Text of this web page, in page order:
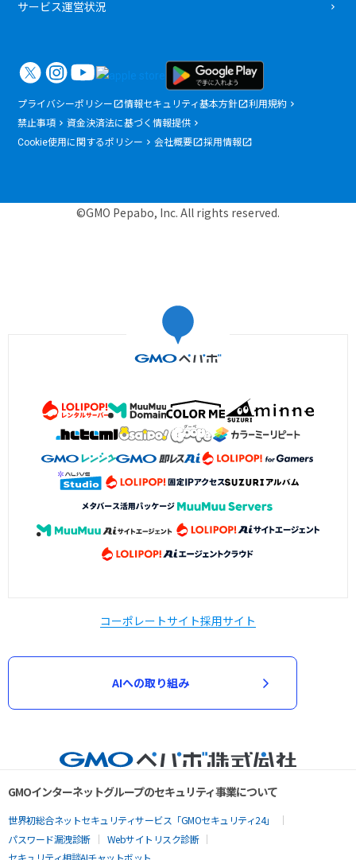
サービス運営状況
プライバシーポリシー 情報セキュリティ基本方針
利用規約
禁止事項
資金決済法に基づく情報提供
Cookie使用に関するポリシー
会社概要 採用情報
©GMO Pepabo, Inc. All rights reserved.
コーポレートサイト採用サイト
AIへの取り組み
GMOインターネットグループのセキュリティ事業について
世界初総合ネットセキュリティサービス「GMOセキュリティ24」
パスワード漏洩診断
Webサイトリスク診断